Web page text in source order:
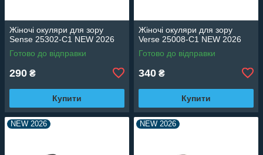
Жіночі окуляри для зору
Sense 25302-C1 NEW 2026
Готово до відправки
290 ₴
Купити
Жіночі окуляри для зору
Verse 25008-C1 NEW 2026
Готово до відправки
340 ₴
Купити
NEW 2026 NEW 2026